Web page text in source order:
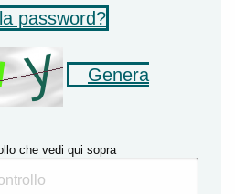
password?
Genera
che vedi qui sopra